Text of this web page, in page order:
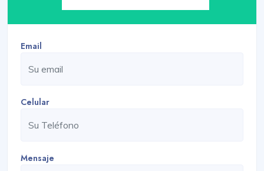
Email
Celular
Mensaje